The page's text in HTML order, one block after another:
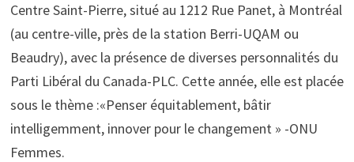
Centre Saint-Pierre, situé au 1212 Rue Panet, à Montréal
(au centre-ville, près de la station Berri-UQAM ou
Beaudry), avec la présence de diverses personnalités du
Parti Libéral du Canada-PLC. Cette année, elle est placée
sous le thème :«Penser équitablement, bâtir
intelligemment, innover pour le changement » -ONU
Femmes.